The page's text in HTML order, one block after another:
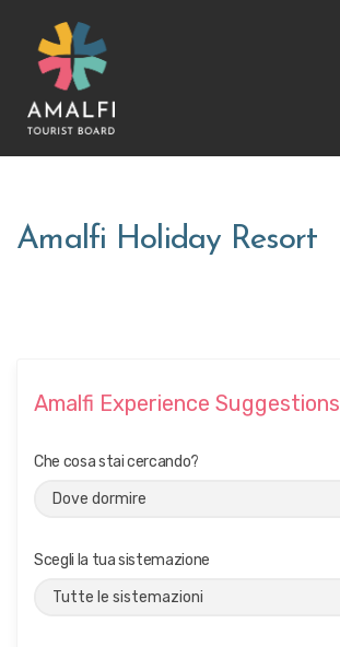
Amalfi Holiday Resort
Amalfi Experience Suggestions
Che cosa stai cercando?
Scegli la tua sistemazione